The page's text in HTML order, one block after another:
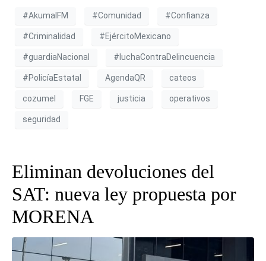
#AkumalFM #Comunidad #Confianza
#Criminalidad #EjércitoMexicano
#guardiaNacional #luchaContraDelincuencia
#PolicíaEstatal AgendaQR cateos
cozumel FGE justicia operativos
seguridad
Eliminan devoluciones del
SAT: nueva ley propuesta por
MORENA